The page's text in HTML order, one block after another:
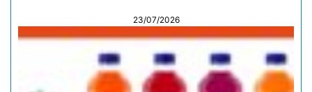
23/07/2026